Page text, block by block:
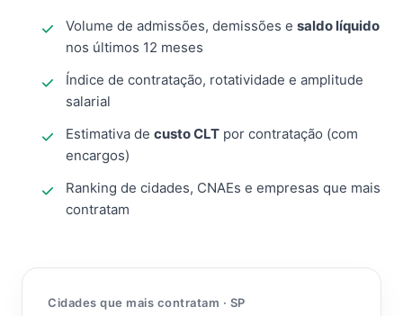
Volume de admissões, demissões e saldo líquido
nos últimos 12 meses
Índice de contratação, rotatividade e amplitude
salarial
Estimativa de custo CLT por contratação (com
encargos)
Ranking de cidades, CNAEs e empresas que mais
contratam
Cidades que mais contratam · SP